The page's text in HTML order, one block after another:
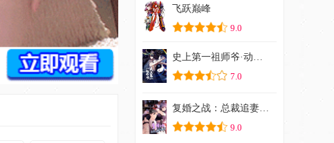
飞跃巅峰
9.0
史上第一祖师爷·动态漫
7.0
复婚之战：总裁追妻路漫漫动态漫画
9.0